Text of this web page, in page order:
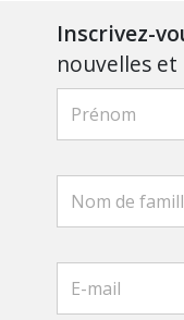
Inscrivez-
nouvelles